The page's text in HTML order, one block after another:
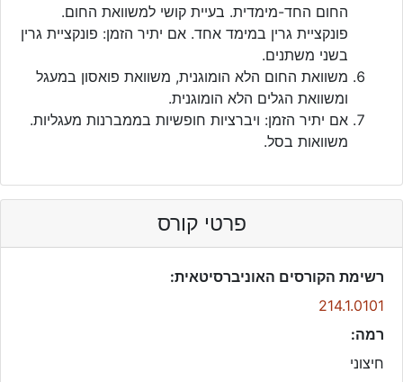
החום החד-מימדית. בעיית קושי למשוואת החום.
פונקציית גרין במימד אחד. אם יתיר הזמן: פונקציית גרין
בשני משתנים.
משוואת החום הלא הומוגנית, משוואת פואסון במעגל
ומשוואת הגלים הלא הומוגנית.
אם יתיר הזמן: ויברציות חופשיות בממברנות מעגליות.
משוואות בסל.
פרטי קורס
רשימת הקורסים האוניברסיטאית:
214.1.0101
רמה:
חיצוני